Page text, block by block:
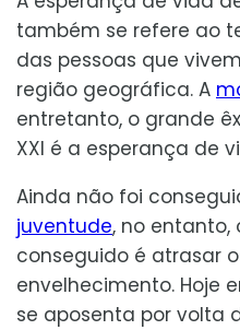
também se refere ao
das pessoas que
região geográfica. A
entretanto, o grande
XXI é a esperança de
Ainda não foi
juventude, no entanto,
conseguido é atrasar
envelhecimento. Hoje
se aposenta por volta